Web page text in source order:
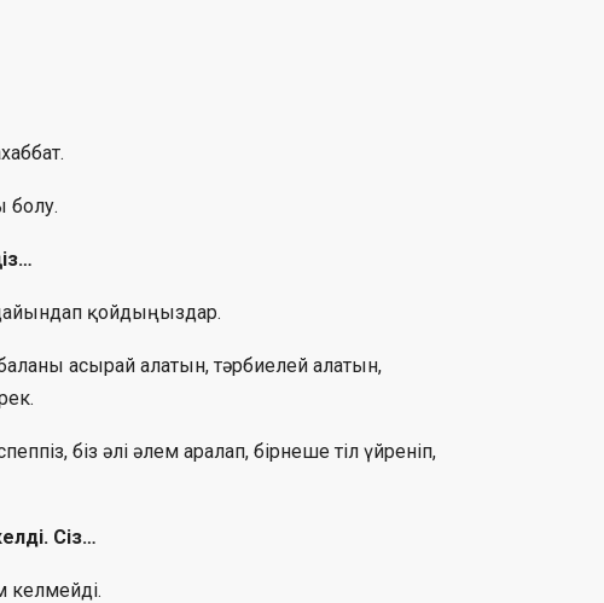
болу.
қойдыңыздар.
асырай алатын, тәрбиелей алатын,
біз әлі әлем аралап, бірнеше тіл үйреніп,
Сіз…
келмейді.